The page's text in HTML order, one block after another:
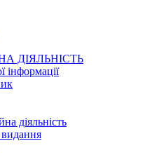
ДІЯЛЬНІСТЬ
інформації
діяльність
видання